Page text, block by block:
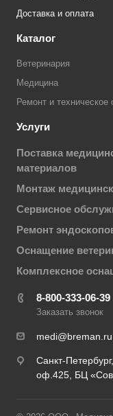
Доставка и оплата
Каталог
Ветеринария
Медицина
Ремонт и техническое
Услуги
Поставка
материалов
Монтаж
Сервисное
Ремонт
Оснащение
Комплексное
8-800-333-06-39
Заказать звонок
medi@breman.ru
Санкт-
оф.425, БЦ